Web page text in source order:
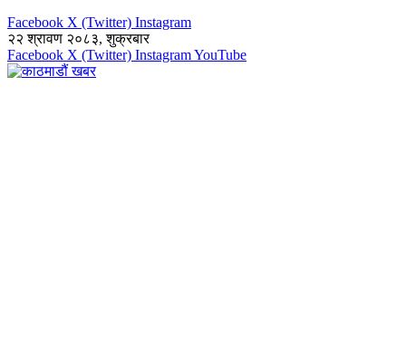
Facebook X (Twitter) Instagram
२२ श्रावण २०८३, शुक्रबार
Facebook X (Twitter) InstagramYouTube